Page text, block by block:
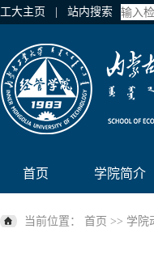
工大主页 | 站内搜索
首页 学院简介
当前位置： 首页 >> 学院